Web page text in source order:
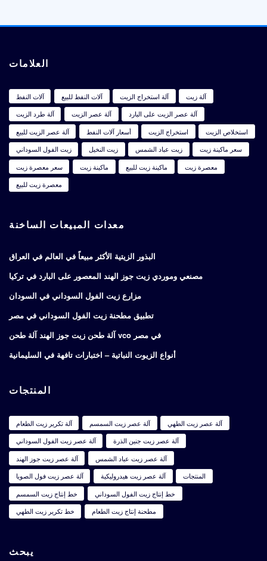
العلامات
آلات النفط آلات النفط للبيع آلة استخراج الزيت
آلة زيت
آلة طرد الزيت
آلة عصر الزيت
آلة عصر الزيت على البارد
آلة عصر الزيت للبيع
أسعار آلات النفط استخراج الزيت
استخلاص الزيت
زيت الفول السوداني
زيت النخيل زيت عباد الشمس
سعر ماكينة زيت
سعر معصرة زيت
ماكينة زيت ماكينة زيت للبيع
معصرة زيت
معصرة زيت للبيع
معدات المبيعات الساخنة
البذور الزيتية الأكثر مبيعاً في العالم في العراق
مصنعي وموردي زيت جوز الهند المعصور على البارد في تركيا
مزارع زيت الفول السوداني في السودان
تطبيق مطحنة زيت الفول السوداني في مصر
آلة طحن زيت جوز الهند آلة طحن vco في مصر
أنواع الزيوت النباتية – اختبارات تافهة في السليمانية
المنتجات
آلة تكرير زيت الطعام آلة عصر زيت السمسم
آلة عصر زيت الطهي
آلة عصر زيت الفول السوداني
آلة عصر زيت جنين الذرة
آلة عصر زيت جوز الهند
آلة عصر زيت عباد الشمس
آلة عصر زيت فول الصويا
آلة عصر زيت هيدروليكية
المنتجات
خط إنتاج زيت السمسم
خط إنتاج زيت الفول السوداني
خط تكرير زيت الطهي
مطحنة إنتاج زيت الطعام
يبحث